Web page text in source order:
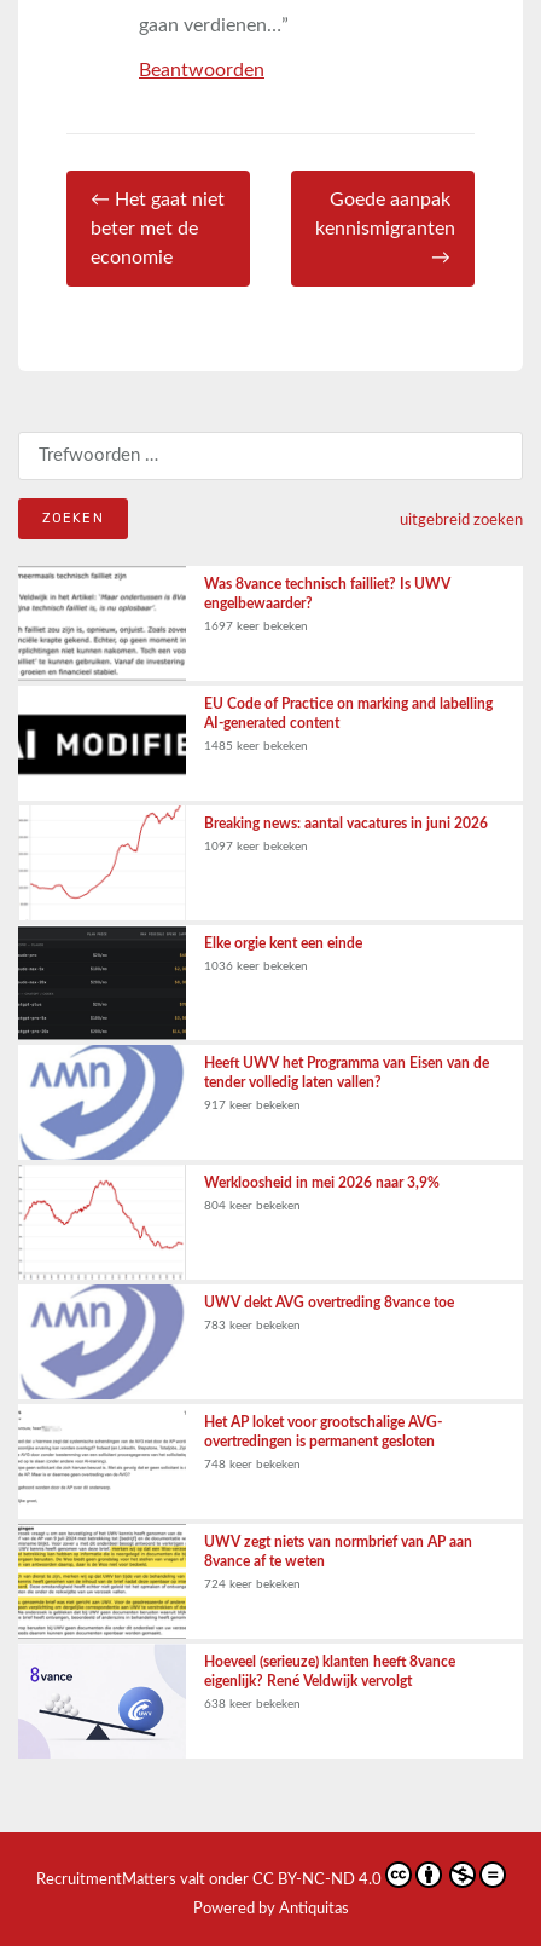
gaan verdienen…”
Beantwoorden
← Het gaat niet
beter met de
economie
Goede aanpak
kennismigranten
→
uitgebreid zoeken
Was 8vance technisch failliet? Is UWV
engelbewaarder?
1697 keer bekeken
EU Code of Practice on marking and labelling
AI-generated content
1485 keer bekeken
Breaking news: aantal vacatures in juni 2026
1097 keer bekeken
Elke orgie kent een einde
1036 keer bekeken
Heeft UWV het Programma van Eisen van de
tender volledig laten vallen?
917 keer bekeken
Werkloosheid in mei 2026 naar 3,9%
804 keer bekeken
UWV dekt AVG overtreding 8vance toe
783 keer bekeken
Het AP loket voor grootschalige AVG-
overtredingen is permanent gesloten
748 keer bekeken
UWV zegt niets van normbrief van AP aan
8vance af te weten
724 keer bekeken
Hoeveel (serieuze) klanten heeft 8vance
eigenlijk? René Veldwijk vervolgt
638 keer bekeken
RecruitmentMatters valt onder CC BY-NC-ND 4.0
Powered by Antiquitas